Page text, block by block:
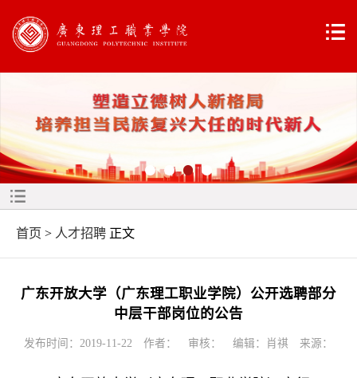
首页 > 人才招聘 正文
广东开放大学（广东理工职业学院）公开选聘部分
中层干部岗位的公告
发布时间：2019-11-22 作者： 审核： 编辑：肖祺 来源：